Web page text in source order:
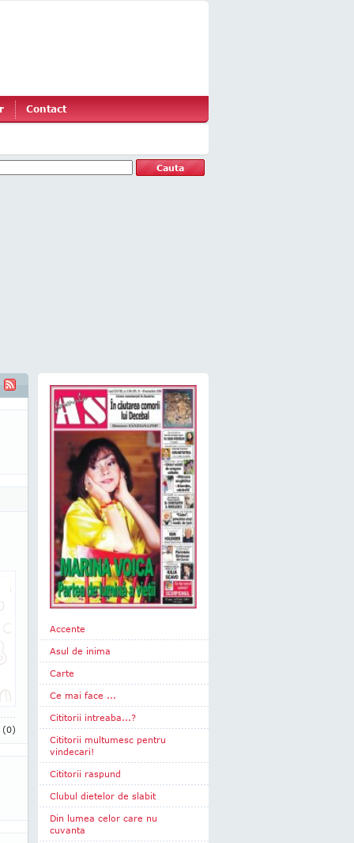
Contact
(0)
Accente
Asul de inima
Carte
Ce mai face ...
Cititorii intreaba...?
Cititorii multumesc pentru
vindecari!
Cititorii raspund
Clubul dietelor de slabit
Din lumea celor care nu
cuvanta